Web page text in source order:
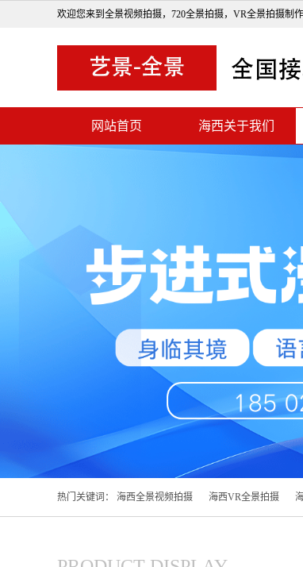
欢迎您来到全景视频拍摄，720全景拍摄，VR全景拍摄制
网站首页 海西关于我们
热门关键词： 海西全景视频拍摄 海西VR全景拍摄